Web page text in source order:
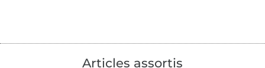
Articles assortis